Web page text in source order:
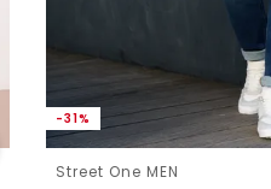
-31%
Street One MEN